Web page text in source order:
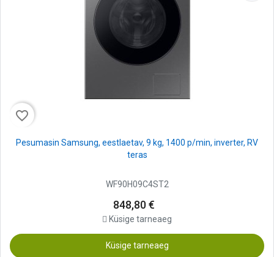
favorite_border
Pesumasin Samsung, eestlaetav, 9 kg, 1400 p/min, inverter, RV
teras
WF90H09C4ST2
848,80 €
Küsige tarneaeg
Küsige tarneaeg